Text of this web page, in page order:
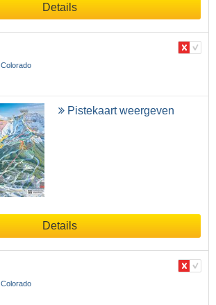
Details
Colorado
Pistekaart weergeven
Details
Colorado